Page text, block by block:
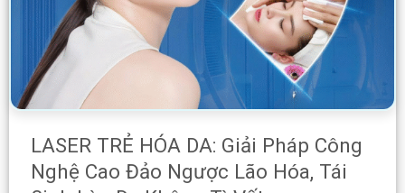
LASER TRẺ HÓA DA: Giải Pháp Công
Nghệ Cao Đảo Ngược Lão Hóa, Tái